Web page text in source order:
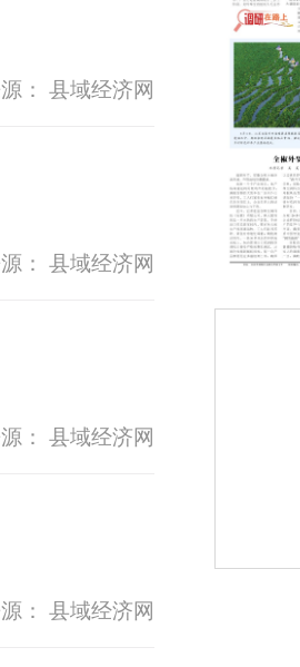
： 县域经济网
： 县域经济网
： 县域经济网
： 县域经济网